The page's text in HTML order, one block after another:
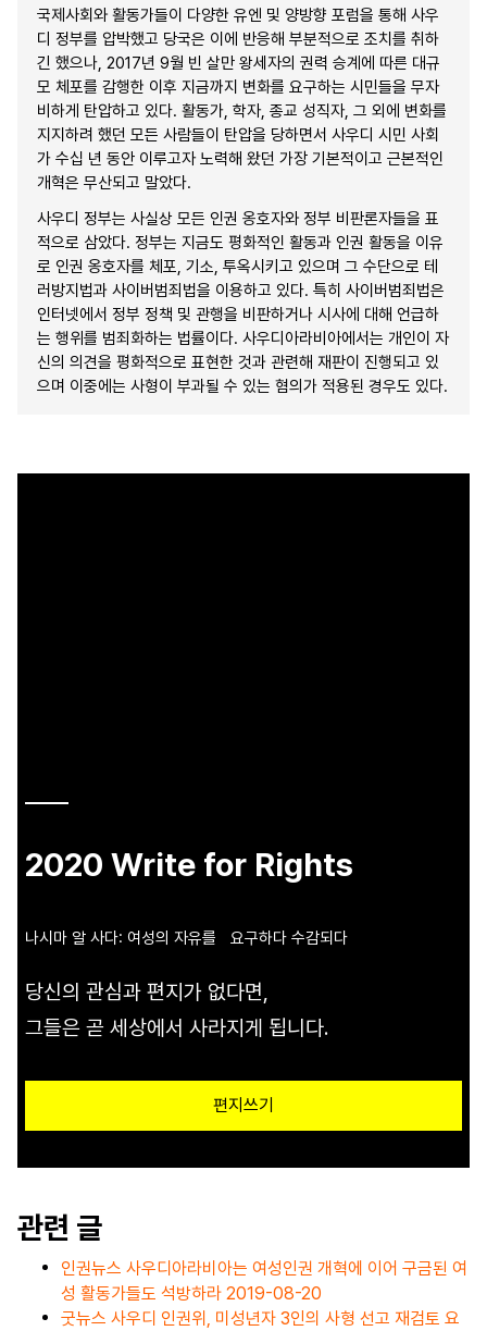
국제사회와 활동가들이 다양한 유엔 및 양방향 포럼을 통해 사우
디 정부를 압박했고 당국은 이에 반응해 부분적으로 조치를 취하
긴 했으나, 2017년 9월 빈 살만 왕세자의 권력 승계에 따른 대규
모 체포를 감행한 이후 지금까지 변화를 요구하는 시민들을 무자
비하게 탄압하고 있다. 활동가, 학자, 종교 성직자, 그 외에 변화를
지지하려 했던 모든 사람들이 탄압을 당하면서 사우디 시민 사회
가 수십 년 동안 이루고자 노력해 왔던 가장 기본적이고 근본적인
개혁은 무산되고 말았다.
사우디 정부는 사실상 모든 인권 옹호자와 정부 비판론자들을 표
적으로 삼았다. 정부는 지금도 평화적인 활동과 인권 활동을 이유
로 인권 옹호자를 체포, 기소, 투옥시키고 있으며 그 수단으로 테
러방지법과 사이버범죄법을 이용하고 있다. 특히 사이버범죄법은
인터넷에서 정부 정책 및 관행을 비판하거나 시사에 대해 언급하
는 행위를 범죄화하는 법률이다. 사우디아라비아에서는 개인이 자
신의 의견을 평화적으로 표현한 것과 관련해 재판이 진행되고 있
으며 이중에는 사형이 부과될 수 있는 혐의가 적용된 경우도 있다.
2020 Write for Rights
나시마 알 사다: 여성의 자유를 요구하다 수감되다
당신의 관심과 편지가 없다면,
그들은 곧 세상에서 사라지게 됩니다.
편지쓰기
관련 글
인권뉴스 사우디아라비아는 여성인권 개혁에 이어 구금된 여
성 활동가들도 석방하라 2019-08-20
굿뉴스 사우디 인권위, 미성년자 3인의 사형 선고 재검토 요